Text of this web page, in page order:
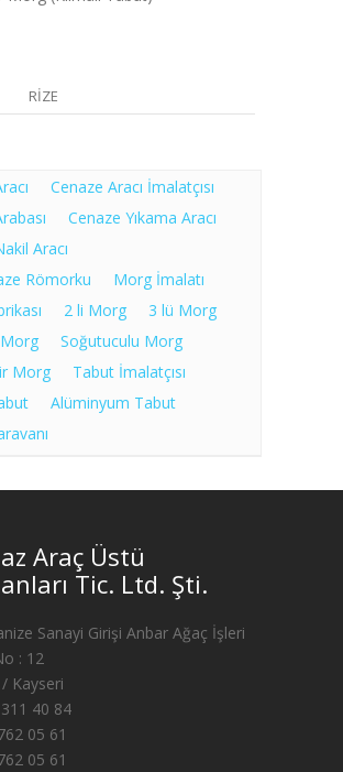
RİZE
Cenaze Aracı İmalatçısı
Cenaze Yıkama Aracı
Aracı
Römorku
Morg İmalatı
2 li Morg
3 lü Morg
Soğutuculu Morg
Morg
Tabut İmalatçısı
Alüminyum Tabut
Araç Üstü
Tic. Ltd. Şti.
Sanayi Girişi Anbar Ağaç İşleri
: 12
Kayseri
40 84
05 61
05 61